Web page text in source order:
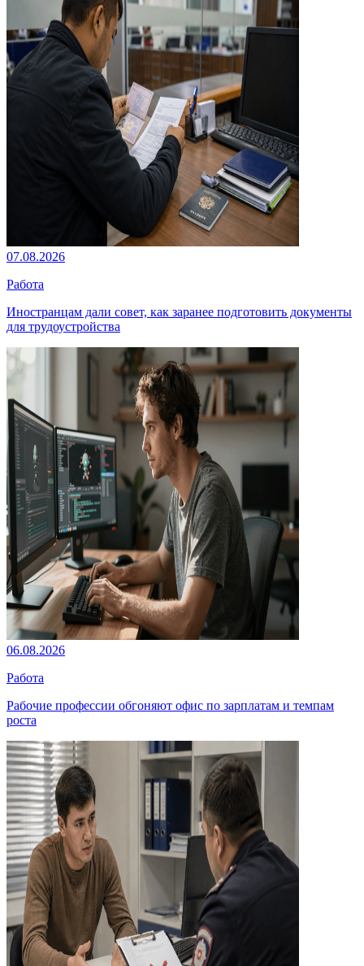
07.08.2026
Работа
Иностранцам дали совет, как заранее подготовить документы
для трудоустройства
06.08.2026
Работа
Рабочие профессии обгоняют офис по зарплатам и темпам
роста